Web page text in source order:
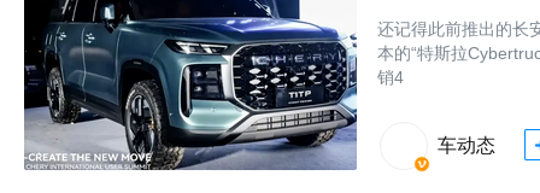
还记得此前推出的长
本的“特斯拉
销4
车动态